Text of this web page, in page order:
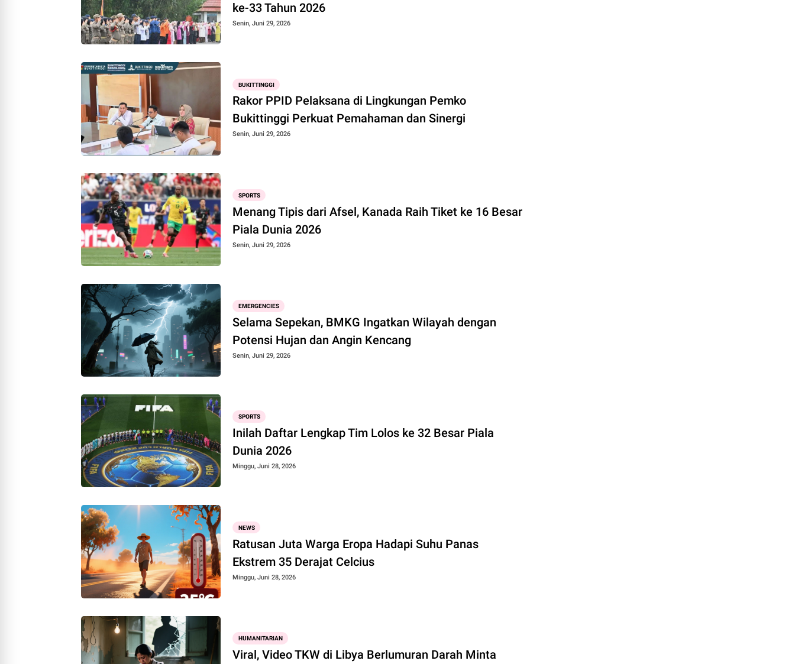
ke-33 Tahun 2026
Senin, Juni 29, 2026
BUKITTINGGI
Rakor PPID Pelaksana di Lingkungan Pemko
Bukittinggi Perkuat Pemahaman dan Sinergi
Senin, Juni 29, 2026
SPORTS
Menang Tipis dari Afsel, Kanada Raih Tiket ke 16 Besar
Piala Dunia 2026
Senin, Juni 29, 2026
EMERGENCIES
Selama Sepekan, BMKG Ingatkan Wilayah dengan
Potensi Hujan dan Angin Kencang
Senin, Juni 29, 2026
SPORTS
Inilah Daftar Lengkap Tim Lolos ke 32 Besar Piala
Dunia 2026
Minggu, Juni 28, 2026
NEWS
Ratusan Juta Warga Eropa Hadapi Suhu Panas
Ekstrem 35 Derajat Celcius
Minggu, Juni 28, 2026
HUMANITARIAN
Viral, Video TKW di Libya Berlumuran Darah Minta